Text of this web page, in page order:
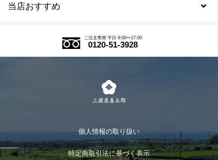
当店おすすめ
式部の香りシリーズ
お茶のギフト
会員規約について
ログイン
ご注文専用 平日 9:00〜17:00
0120-51-3928
個人情報の取り扱い
特定商取引法に基づく表示